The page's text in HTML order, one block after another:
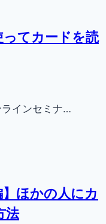
ってカードを読
インセミナ…
】ほかの人にカ
法